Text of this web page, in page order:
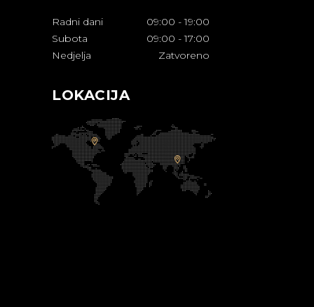
Radni dani 09:00 - 19:00
Subota
09:00 - 17:00
Nedjelja
Zatvoreno
LOKACIJA